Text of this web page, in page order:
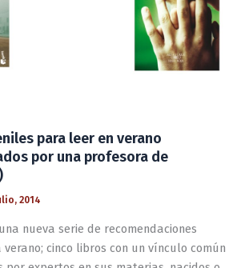
para leer en verano
por una profesora de
2014
nueva serie de recomendaciones
cinco libros con un vínculo común